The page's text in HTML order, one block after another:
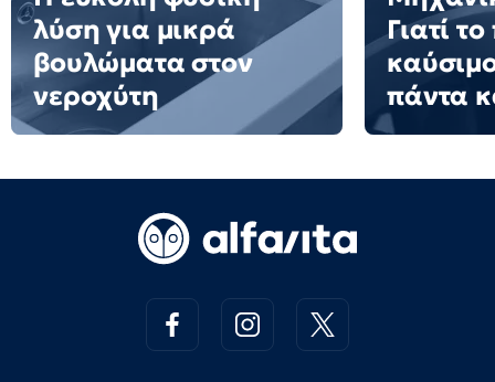
λύση για μικρά
βουλώματα στον
νεροχύτη
Γιατί
πάντα